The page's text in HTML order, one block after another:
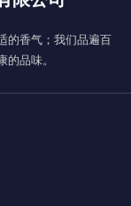
的香气；我们品遍百
品味。